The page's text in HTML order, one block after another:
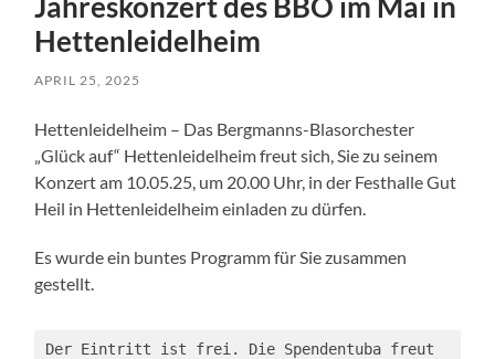
Hettenleidelheim
APRIL 25, 2025
Hettenleidelheim – Das Bergmanns-Blasorchester
„Glück auf“ Hettenleidelheim freut sich, Sie zu seinem
Konzert am 10.05.25, um 20.00 Uhr, in der Festhalle Gut
Heil in Hettenleidelheim einladen zu dürfen.
Es wurde ein buntes Programm für Sie zusammen
gestellt.
Der Eintritt ist frei. Die Spendentuba freut